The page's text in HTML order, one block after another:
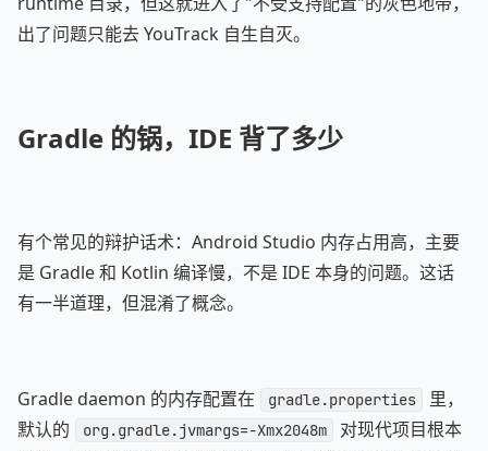
出了问题只能去 YouTrack 自生自灭。
Gradle 的锅，IDE 背了多少
有个常见的辩护话术：Android Studio 内存占用高，主要
是 Gradle 和 Kotlin 编译慢，不是 IDE 本身的问题。这话
有一半道理，但混淆了概念。
Gradle daemon 的内存配置在 gradle.properties
里，
默认的
org.gradle.jvmargs=-Xmx2048m
对现代项目根本